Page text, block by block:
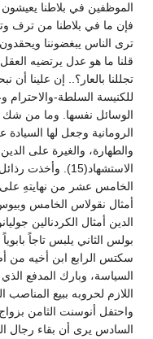
الموظفين في بلاطنا يعيشون
فإن ما في بلاطنا من ترف
ترى الناس يبغضوننا ويحقدون
قلنا ما هو عدل يرتضيه
تجللنا بالعار؟.. إن علينا أن
للكنيسة السلطة-والاحترام
الوسائل نفسها. وما من
الرومانية وجعل لها السيادة
والطهارة، والغيرة على
الاستشهاد(15).
الخامس عشر من نهايتهِ على
أمثال نقولاس الخامس
بولس الثاني يلبس تاجاً
سكتس الرابع ابن أخيه من
السياسة، وبارك المدفع
اللازم لحروبه ببيع المناصب
واحتفل أنوسنت الثامن
السادس يرى أن بقاء رجال